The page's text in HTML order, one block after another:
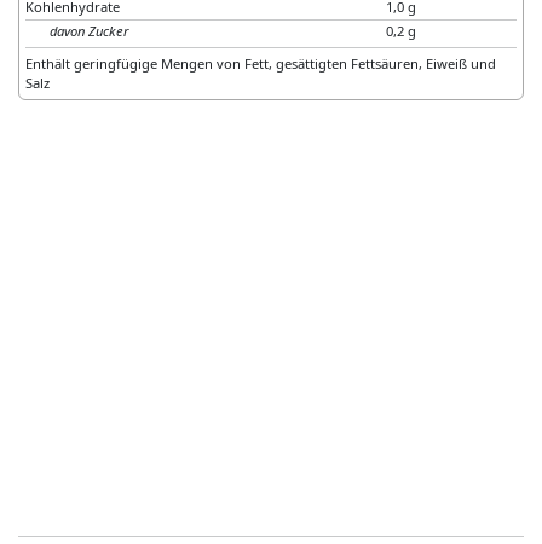
Kohlenhydrate
1,0 g
davon Zucker
0,2 g
Enthält geringfügige Mengen von Fett, gesättigten Fettsäuren, Eiweiß und
Salz